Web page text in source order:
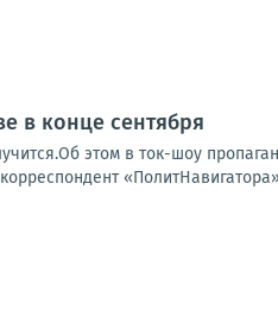
в конце сентября
этом в ток-шоу